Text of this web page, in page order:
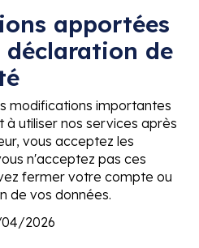
apportées
déclaration de
modifications importantes
à utiliser nos services après
vous acceptez les
n'acceptez pas ces
fermer votre compte ou
de vos données.
04/2026